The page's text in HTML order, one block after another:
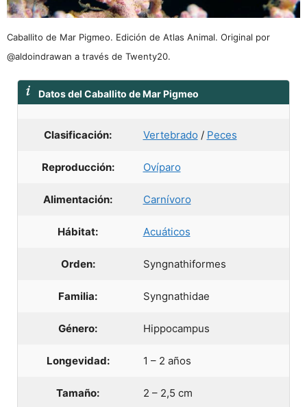
Caballito de Mar Pigmeo. Edición de Atlas Animal. Original por
@aldoindrawan a través de Twenty20.
Datos del Caballito de Mar Pigmeo
Clasificación: Vertebrado / Peces
Reproducción: Ovíparo
Alimentación: Carnívoro
Hábitat: Acuáticos
Orden: Syngnathiformes
Familia: Syngnathidae
Género: Hippocampus
Longevidad: 1 – 2 años
Tamaño: 2 – 2,5 cm